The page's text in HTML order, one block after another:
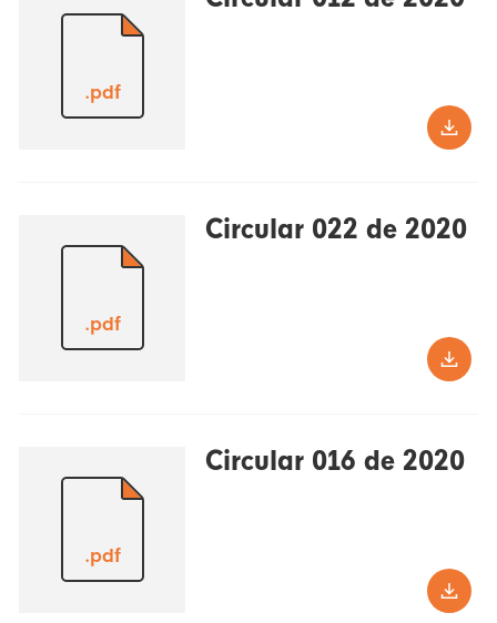
.pdf
.pdf
Circular 022 de 2020
.pdf
Circular 016 de 2020